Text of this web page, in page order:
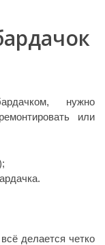
нужно
или
делается четко